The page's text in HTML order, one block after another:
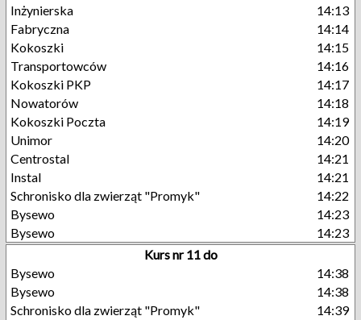
Inżynierska
14:13
Fabryczna
14:14
Kokoszki
14:15
Transportowców
14:16
Kokoszki PKP
14:17
Nowatorów
14:18
Kokoszki Poczta
14:19
Unimor
14:20
Centrostal
14:21
Instal
14:21
Schronisko dla zwierząt "Promyk"
14:22
Bysewo
14:23
Bysewo
14:23
Kurs nr 11 do
Bysewo
14:38
Bysewo
14:38
Schronisko dla zwierząt "Promyk"
14:39